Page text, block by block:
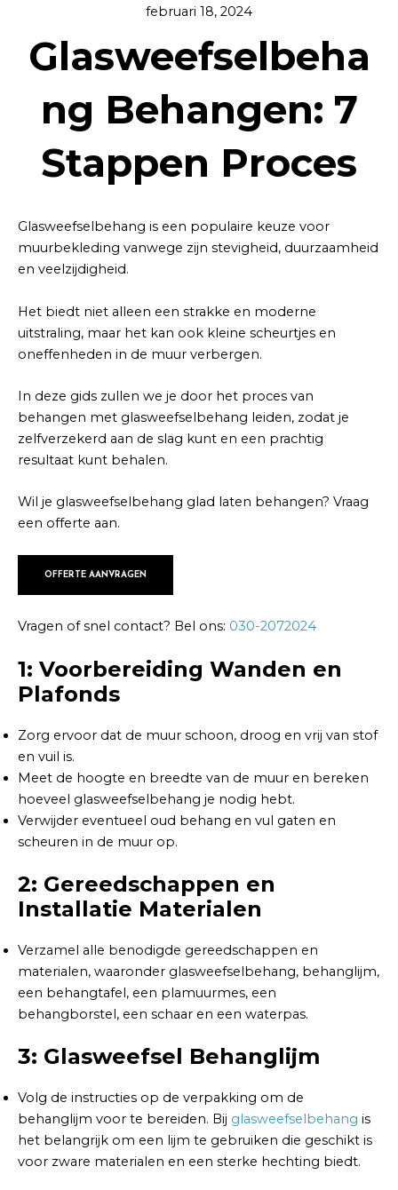
februari 18, 2024
Glasweefselbeha
ng Behangen: 7
Stappen Proces
Glasweefselbehang is een populaire keuze voor
muurbekleding vanwege zijn stevigheid, duurzaamheid
en veelzijdigheid.
Het biedt niet alleen een strakke en moderne
uitstraling, maar het kan ook kleine scheurtjes en
oneffenheden in de muur verbergen.
In deze gids zullen we je door het proces van
behangen met glasweefselbehang leiden, zodat je
zelfverzekerd aan de slag kunt en een prachtig
resultaat kunt behalen.
Wil je glasweefselbehang glad laten behangen? Vraag
een offerte aan.
OFFERTE AANVRAGEN
Vragen of snel contact? Bel ons: 030-2072024
1: Voorbereiding Wanden en
Plafonds
Zorg ervoor dat de muur schoon, droog en vrij van stof
en vuil is.
Meet de hoogte en breedte van de muur en bereken
hoeveel glasweefselbehang je nodig hebt.
Verwijder eventueel oud behang en vul gaten en
scheuren in de muur op.
2: Gereedschappen en
Installatie Materialen
Verzamel alle benodigde gereedschappen en
materialen, waaronder glasweefselbehang, behanglijm,
een behangtafel, een plamuurmes, een
behangborstel, een schaar en een waterpas.
3: Glasweefsel Behanglijm
Volg de instructies op de verpakking om de
behanglijm voor te bereiden. Bij glasweefselbehang is
het belangrijk om een lijm te gebruiken die geschikt is
voor zware materialen en een sterke hechting biedt.